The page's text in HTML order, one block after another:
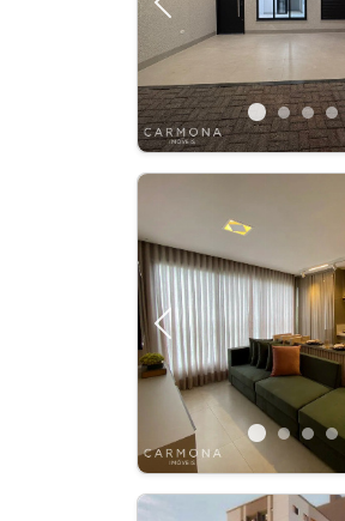
Previous
Previous